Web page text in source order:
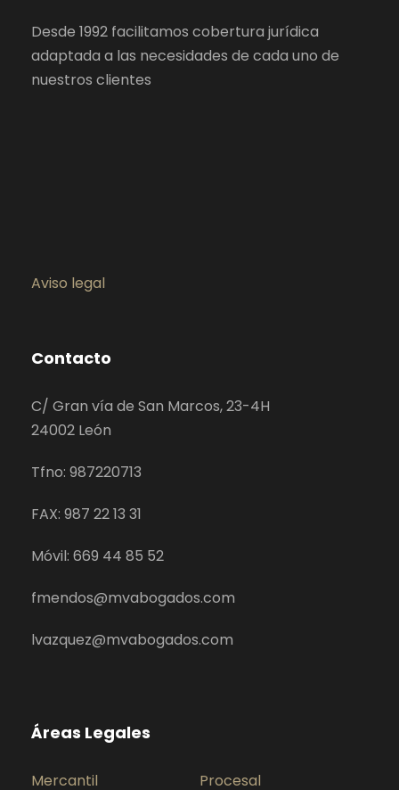
Desde 1992 facilitamos cobertura jurídica
adaptada a las necesidades de cada uno de
nuestros clientes
Aviso legal
Contacto
C/ Gran vía de San Marcos, 23-4H
24002 León
Tfno: 987220713
FAX: 987 22 13 31
Móvil: 669 44 85 52
fmendos@mvabogados.com
lvazquez@mvabogados.com
Áreas Legales
Mercantil Procesal